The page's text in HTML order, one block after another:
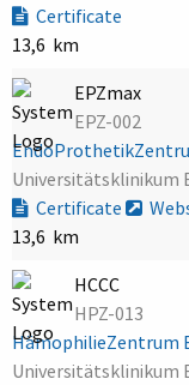
Certificate
13,6 km
EPZmax
EPZ-002
Universitätsklinikum
Certificate
13,6 km
HCCC
HPZ-013
HämophilieZentrum
Universitätsklinikum